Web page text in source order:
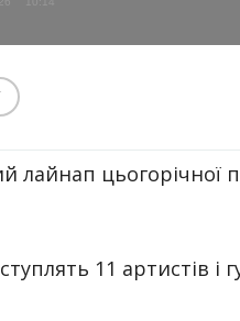
лайнап цьогорічної
11 артистів і